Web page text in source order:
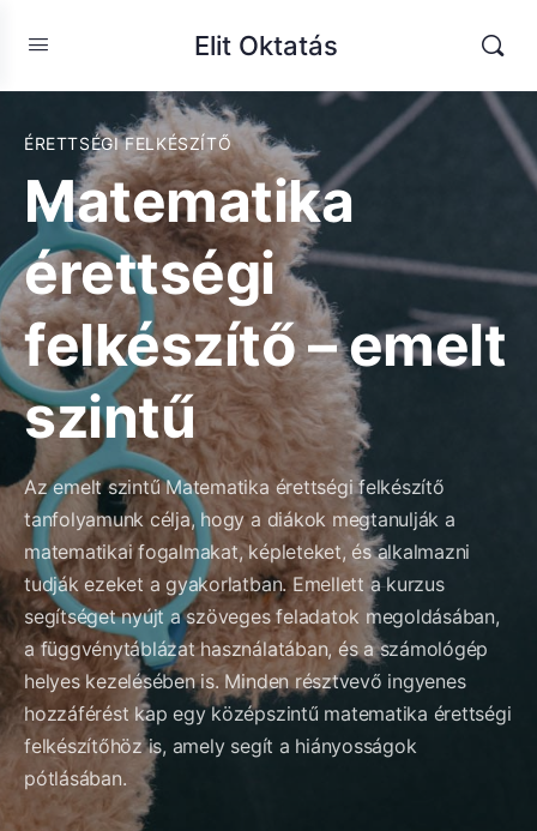
Elit Oktatás
ÉRETTSÉGI FELKÉSZÍTŐ
Matematika
érettségi
felkészítő – emelt
szintű
Az emelt szintű Matematika érettségi felkészítő
tanfolyamunk célja, hogy a diákok megtanulják a
matematikai fogalmakat, képleteket, és alkalmazni
tudják ezeket a gyakorlatban. Emellett a kurzus
segítséget nyújt a szöveges feladatok megoldásában,
a függvénytáblázat használatában, és a számológép
helyes kezelésében is. Minden résztvevő ingyenes
hozzáférést kap egy középszintű matematika érettségi
felkészítőhöz is, amely segít a hiányosságok
pótlásában.